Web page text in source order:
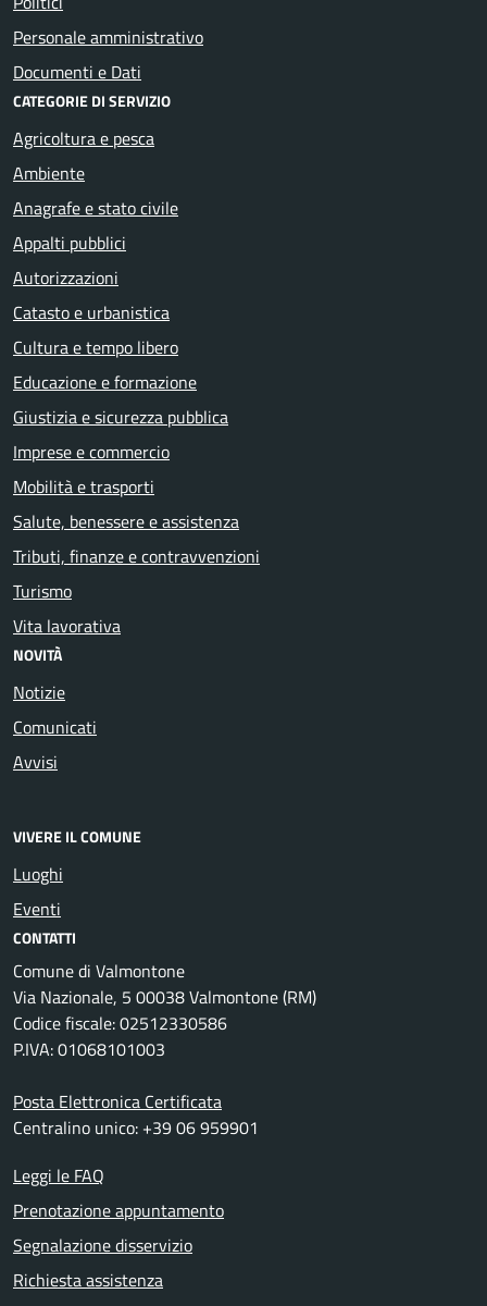
Personale amministrativo
Documenti e Dati
CATEGORIE DI SERVIZIO
Agricoltura e pesca
Ambiente
Anagrafe e stato civile
Appalti pubblici
Autorizzazioni
Catasto e urbanistica
Cultura e tempo libero
Educazione e formazione
Giustizia e sicurezza pubblica
Imprese e commercio
Mobilità e trasporti
Salute, benessere e assistenza
Tributi, finanze e contravvenzioni
Turismo
Vita lavorativa
NOVITÀ
Notizie
Comunicati
Avvisi
VIVERE IL COMUNE
Luoghi
Eventi
CONTATTI
Comune di Valmontone
Via Nazionale, 5 00038 Valmontone (RM)
Codice fiscale: 02512330586
P.IVA: 01068101003
Posta Elettronica Certificata
Centralino unico: +39 06 959901
Leggi le FAQ
Prenotazione appuntamento
Segnalazione disservizio
Richiesta assistenza